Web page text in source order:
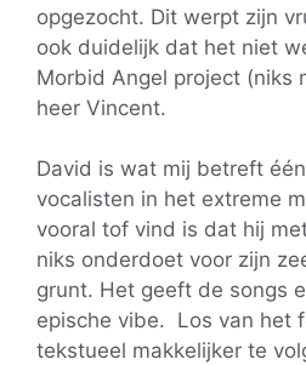
opgezocht. Dit werpt zijn
ook duidelijk dat het niet
Morbid Angel project (niks
heer Vincent.
David is wat mij betreft
vocalisten in het extreme
vooral tof vind is dat hij
niks onderdoet voor zijn
grunt. Het geeft de songs
epische vibe. Los van het
tekstueel makkelijker te